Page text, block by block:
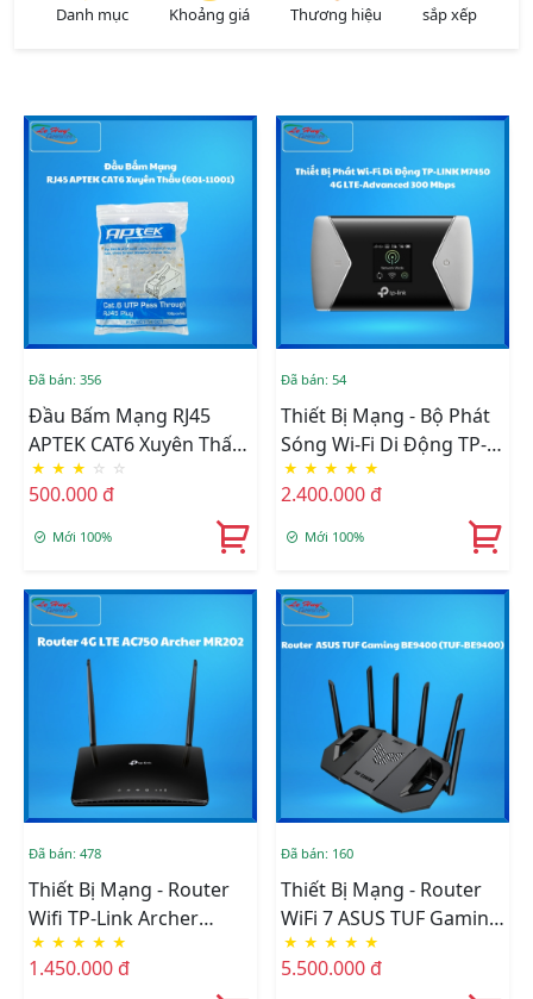
Danh mục
Khoảng giá
Thương hiệu
sắp xếp
Đã bán: 356
Đầu Bấm Mạng RJ45
APTEK CAT6 Xuyên Thấu
(601-11001)
★ ★ ★ ☆ ☆
500.000 đ
Mới 100%
Đã bán: 54
Thiết Bị Mạng - Bộ Phát
Sóng Wi-Fi Di Động TP-
LINK M7450 4G LTE-
Advanced 300 Mbps
★ ★ ★ ★ ★
2.400.000 đ
Mới 100%
Đã bán: 478
Thiết Bị Mạng - Router
Wifi TP-Link Archer
MR202 4G LTE AC750
Băng Tần Kép
★ ★ ★ ★ ★
1.450.000 đ
Đã bán: 160
Thiết Bị Mạng - Router
WiFi 7 ASUS TUF Gaming
BE9400 (TUF-BE9400)
★ ★ ★ ★ ★
5.500.000 đ